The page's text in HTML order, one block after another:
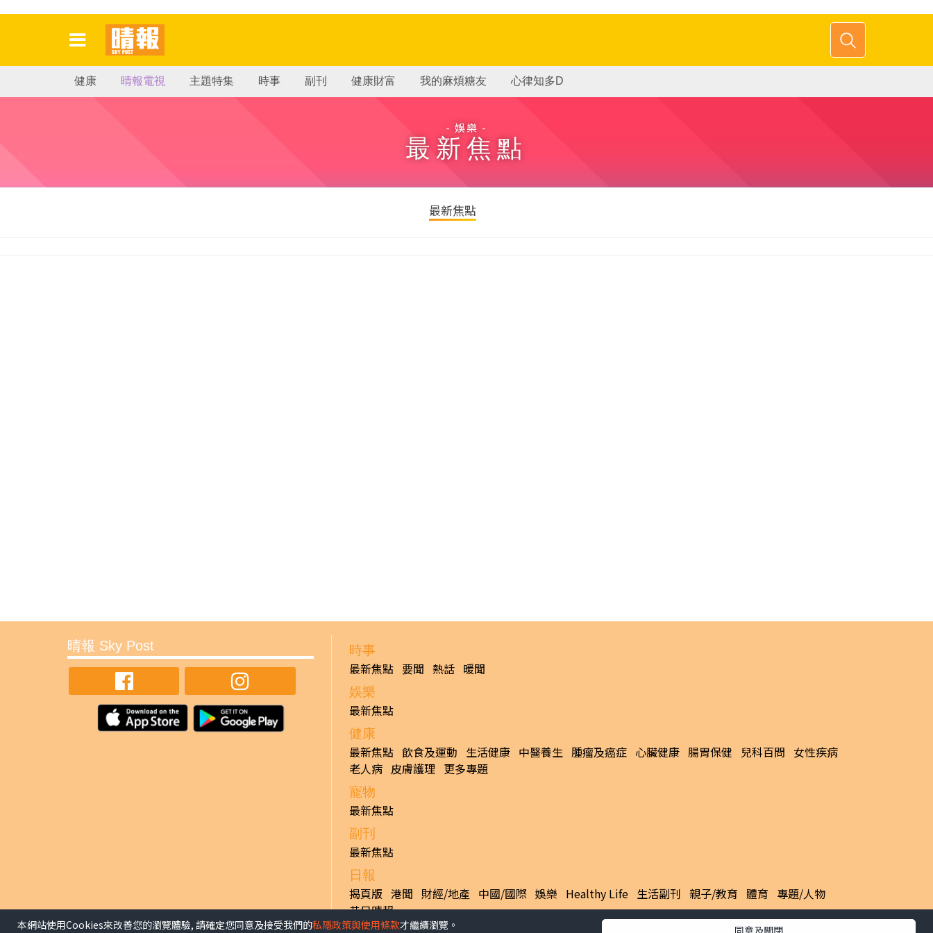
健康 晴報電視 主題特集 時事 副刊 健康財富 我的麻煩糖友 心律知多D
- 娛樂 -
最新焦點
最新焦點
晴報 Sky Post 時事
最新焦點 要聞 熱話 暖聞
娛樂
最新焦點
健康
最新焦點 飲食及運動 生活健康 中醫養生 腫瘤及癌症 心臟健康 腸胃保健 兒科百問 女性疾病
老人病 皮膚護理 更多專題
寵物
最新焦點
副刊
最新焦點
日報
揭頁版 港聞 財經/地產 中國/國際 娛樂 Healthy Life 生活副刊 親子/教育 體育 專題/人物
昔日晴報
本網站使用Cookies來改善您的瀏覽體驗, 請確定您同意及接受我們的私隱政策與使用條款才繼續瀏覽。 同意及關閉